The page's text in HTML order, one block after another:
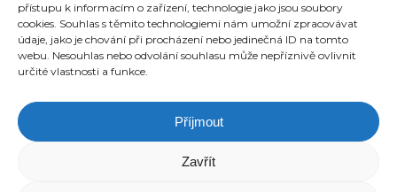
přístupu k informacím o zařízení, technologie jako jsou soubory
cookies. Souhlas s těmito technologiemi nám umožní zpracovávat
údaje, jako je chování při procházení nebo jedinečná ID na tomto
webu. Nesouhlas nebo odvolání souhlasu může nepříznivě ovlivnit
určité vlastnosti a funkce.
Příjmout
Zavřít
O NÁS
BLOG NÁVODY